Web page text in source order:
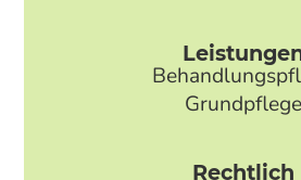
Grundpflege
Rechtlich